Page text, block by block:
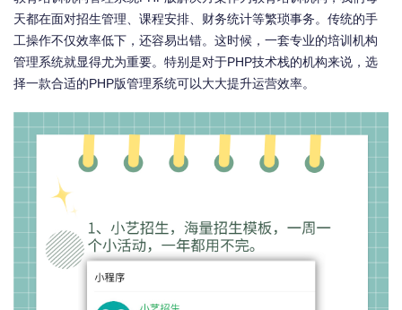
天都在面对招生管理、课程安排、财务统计等繁琐事务。传统的手
工操作不仅效率低下，还容易出错。这时候，一套专业的培训机构
管理系统就显得尤为重要。特别是对于PHP技术栈的机构来说，选
择一款合适的PHP版管理系统可以大大提升运营效率。